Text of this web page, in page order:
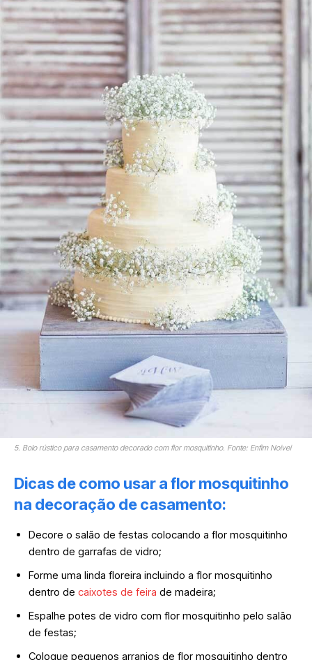
5. Bolo rústico para casamento decorado com flor mosquitinho. Fonte: Enfim Noivei
Dicas de como usar a flor mosquitinho
na decoração de casamento:
Decore o salão de festas colocando a flor mosquitinho
dentro de garrafas de vidro;
Forme uma linda floreira incluindo a flor mosquitinho
dentro de caixotes de feira de madeira;
Espalhe potes de vidro com flor mosquitinho pelo salão
de festas;
Coloque pequenos arranjos de flor mosquitinho dentro